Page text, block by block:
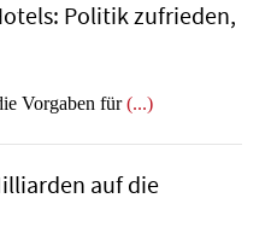
Politik zufrieden,
Vorgaben für(...)
auf die